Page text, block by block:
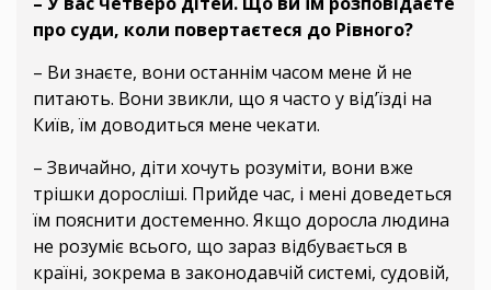
про суди, коли повертаєтеся до Рівного?
– Ви знаєте, вони останнім часом мене й не
питають. Вони звикли, що я часто у від’їзді на
Київ, їм доводиться мене чекати.
– Звичайно, діти хочуть розуміти, вони вже
трішки доросліші. Прийде час, і мені доведеться
їм пояснити достеменно. Якщо доросла людина
не розуміє всього, що зараз відбувається в
країні, зокрема в законодавчій системі, судовій,